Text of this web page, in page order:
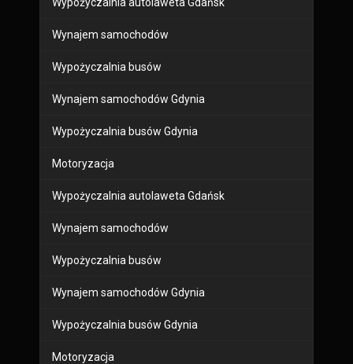
Wynajem samochodów
Wypożyczalnia busów
Wynajem samochodów Gdynia
Wypożyczalnia busów Gdynia
Motoryzacja
Wypożyczalnia autolaweta Gdańsk
Wynajem samochodów
Wypożyczalnia busów
Wynajem samochodów Gdynia
Wypożyczalnia busów Gdynia
Motoryzacja